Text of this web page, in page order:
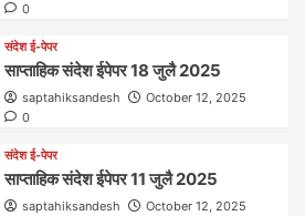
0
संदेश ई-पेपर
साप्ताहिक संदेश ईपेपर 18 जुलै 2025
saptahiksandesh
October 12, 2025
0
संदेश ई-पेपर
साप्ताहिक संदेश ईपेपर 11 जुलै 2025
saptahiksandesh
October 12, 2025